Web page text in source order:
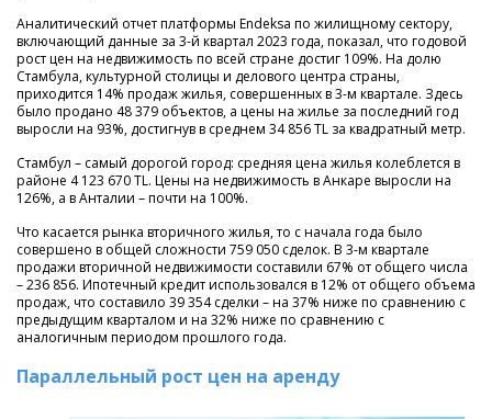
Аналитический отчет платформы Endeksa по жилищному сектору,
включающий данные за 3-й квартал 2023 года, показал, что годовой
рост цен на недвижимость по всей стране достиг 109%. На долю
Стамбула, культурной столицы и делового центра страны,
приходится 14% продаж жилья, совершенных в 3-м квартале. Здесь
было продано 48 379 объектов, а цены на жилье за последний год
выросли на 93%, достигнув в среднем 34 856 TL за квадратный метр.
Стамбул – самый дорогой город: средняя цена жилья колеблется в
районе 4 123 670 TL. Цены на недвижимость в Анкаре выросли на
126%, а в Анталии – почти на 100%.
Что касается рынка вторичного жилья, то с начала года было
совершено в общей сложности 759 050 сделок. В 3-м квартале
продажи вторичной недвижимости составили 67% от общего числа
– 236 856. Ипотечный кредит использовался в 12% от общего объема
продаж, что составило 39 354 сделки – на 37% ниже по сравнению с
предыдущим кварталом и на 32% ниже по сравнению с
аналогичным периодом прошлого года.
Параллельный рост цен на аренду